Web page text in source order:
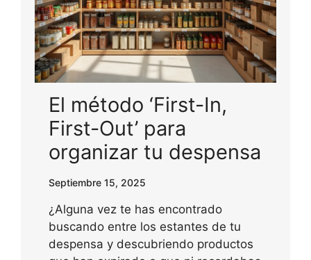
El método ‘First-In,
First-Out’ para
organizar tu despensa
Septiembre 15, 2025
¿Alguna vez te has encontrado
buscando entre los estantes de tu
despensa y descubriendo productos